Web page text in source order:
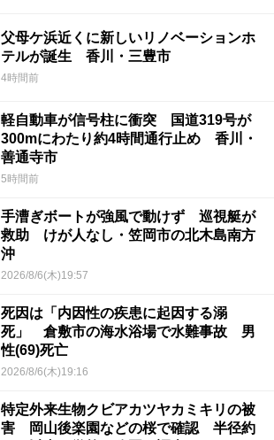
父母ケ浜近くに新しいリノベーションホ
テルが誕生 香川・三豊市
4時間前
軽自動車が信号柱に衝突 国道319号が
300mにわたり約4時間通行止め 香川・
善通寺市
5時間前
手漕ぎボートが強風で動けず 巡視艇が
救助 けが人なし・笠岡市の北木島南方
沖
2026/8/6(木)19:57
死因は「内因性の疾患に起因する溺
死」 倉敷市の海水浴場で水難事故 男
性(69)死亡
2026/8/6(木)19:16
特定外来生物クビアカツヤカミキリの被
害 岡山後楽園などの桜で確認 半径約